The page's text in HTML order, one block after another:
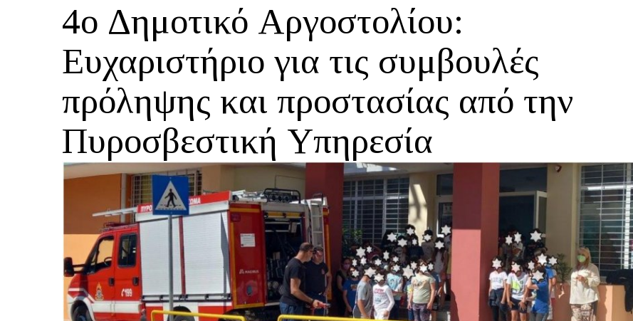
4ο Δημοτικό Αργοστολίου:
Ευχαριστήριο για τις συμβουλές
πρόληψης και προστασίας από την
Πυροσβεστική Υπηρεσία